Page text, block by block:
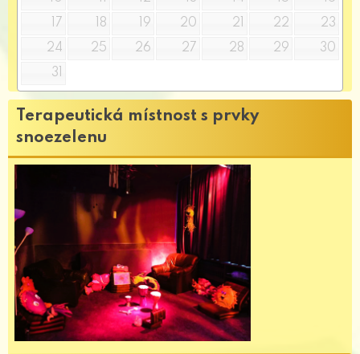
17
18 19 20 21 22
23
24
25 26 27 28 29
30
31
Terapeutická místnost s prvky
snoezelenu